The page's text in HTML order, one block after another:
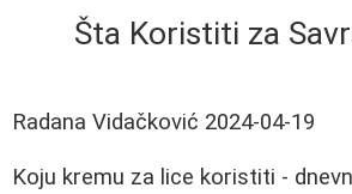
Šta Koristiti za
Radana Vidačković 2024-04-19
Koju kremu za lice koristiti -